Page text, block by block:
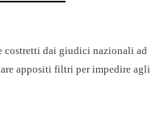
costretti dai giudici nazionali ad
appositi filtri per impedire